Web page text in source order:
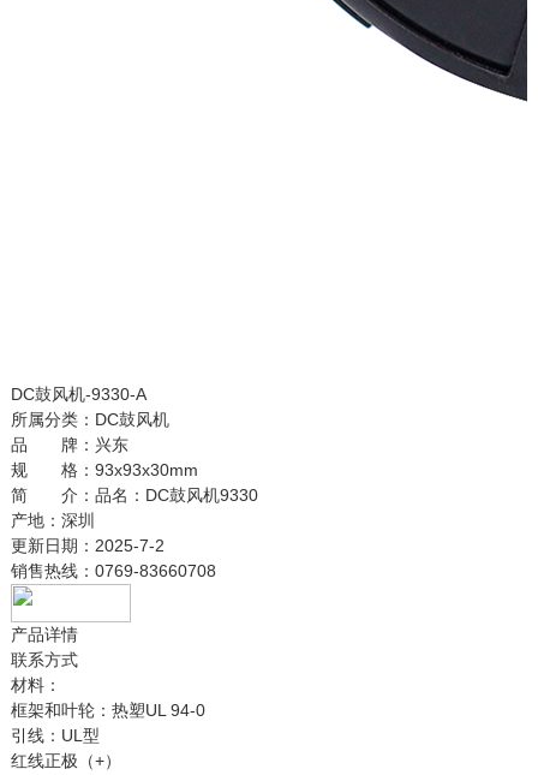
DC鼓风机-9330-A
所属分类： DC鼓风机
品 牌： 兴东
规 格： 93x93x30mm
简 介： 品名：DC鼓风机9330
产地：深圳
更新日期： 2025-7-2
销售热线： 0769-83660708
产品详情
联系方式
材料：
框架和叶轮：热塑UL 94-0
引线：UL型
红线正极（+）